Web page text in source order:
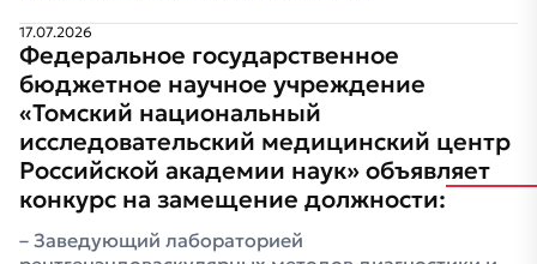
17.07.2026
Федеральное государственное
бюджетное научное учреждение
«Томский национальный
исследовательский медицинский центр
Российской академии наук» объявляет
конкурс на замещение должности:
Заведующий лабораторией